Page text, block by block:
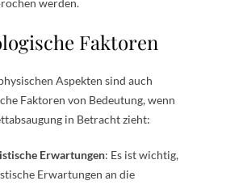
Faktoren
Aspekten sind auch
Faktoren von Bedeutung, wenn
in Betracht zieht:
Erwartungen: Es ist wichtig,
Erwartungen an die